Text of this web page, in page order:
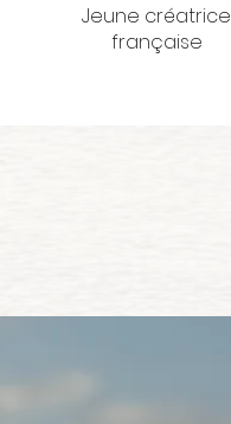
Jeune créatrice
française